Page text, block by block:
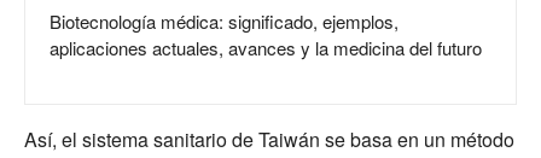
Biotecnología médica: significado, ejemplos,
aplicaciones actuales, avances y la medicina del futuro
Así, el sistema sanitario de Taiwán se basa en un método